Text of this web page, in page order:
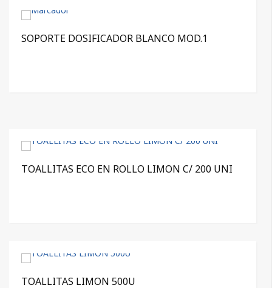
SOPORTE DOSIFICADOR BLANCO MOD.1
TOALLITAS ECO EN ROLLO LIMON C/ 200 UNI
TOALLITAS LIMON 500U